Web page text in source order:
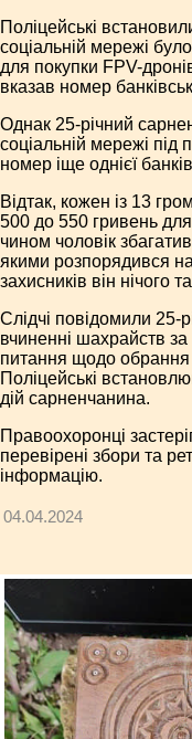
Поліцейські
соціальній мережі
для покупки FPV-
вказав номер
Однак 25-річний
соціальній мережі під
номер іще однієї
Відтак, кожен із 13
500 до 550 гривень
чином чоловік
якими розпорядився
захисників він нічого
Слідчі повідомили 25-
вчиненні шахрайств
питання щодо обрання
Поліцейські
дій сарненчанина.
Правоохоронці
перевірені збори та
інформацію.
04.04.2024